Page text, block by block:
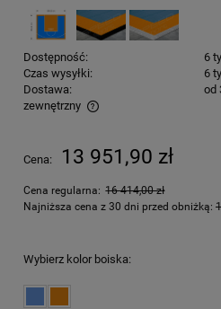
Dostępność:
6
Czas wysyłki:
6
Dostawa:
od
zewnętrzny
Cena nie zawiera ewentualnych
Cena: 13 951,90 zł
Cena regularna: 16 414,00 zł
Najniższa cena z 30 dni przed obniżką:
Wybierz kolor boiska: